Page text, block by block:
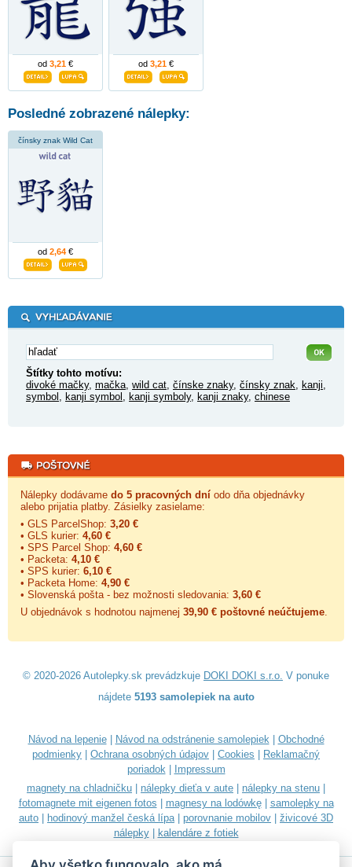
od 3,21 € od 3,21 €
Posledné zobrazené nálepky:
čínsky znak Wild Cat
od 2,64 €
Štítky tohto motívu:
divoké mačky, mačka wild cat čínske znaky, čínsky znak kanji
symbol
kanji symbol kanji symboly, kanji znaky, chinese
Nálepky dodávame do 5 pracovných dní odo dňa objednávky
alebo prijatia platby. Zásielky zasielame:
• GLS ParcelShop: 3,20 €
• GLS kurier: 4,60 €
• SPS Parcel Shop: 4,60 €
• Packeta: 4,10 €
• SPS kurier: 6,10 €
• Packeta Home: 4,90 €
• Slovenská pošta - bez možnosti sledovania: 3,60 €
U objednávok s hodnotou najmenej 39,90 € poštovné neúčtujeme
© 2020-2026 Autolepky.sk prevádzkuje DOKI DOKI s.r.o. V ponuke
nájdete 5193 samolepiek na auto
Návod na lepenie| Návod na odstránenie samolepiek| Obchodné
podmienky
Ochrana osobných údajov Cookies
Reklamačný
poriadok|
Impressum
magnety na chladničku
nálepky dieťa v aute nálepky na stenu
fotomagnete mit eigenen fotos
magnesy na lodówkę| samolepky na
auto
hodinový manžel česká lípa| porovnanie mobilov
živicové 3D
nálepky| kalendáre z fotiek